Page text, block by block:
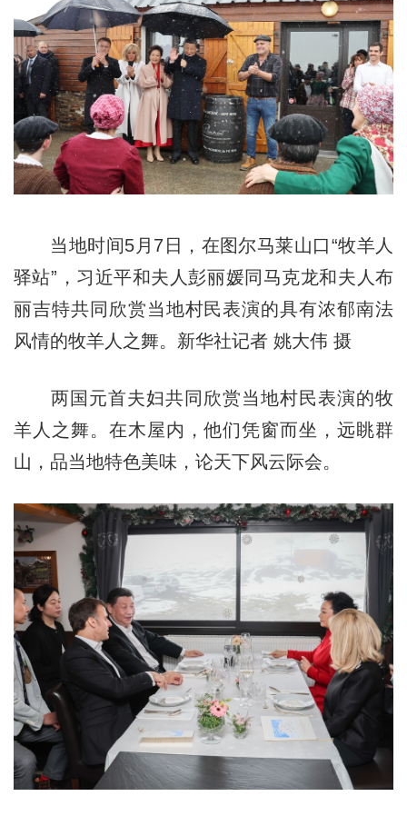
当地时间5月7日，在图尔马莱山口“牧羊人
驿站”，习近平和夫人彭丽媛同马克龙和夫人布
丽吉特共同欣赏当地村民表演的具有浓郁南法
风情的牧羊人之舞。新华社记者 姚大伟 摄
两国元首夫妇共同欣赏当地村民表演的牧
羊人之舞。在木屋内，他们凭窗而坐，远眺群
山，品当地特色美味，论天下风云际会。